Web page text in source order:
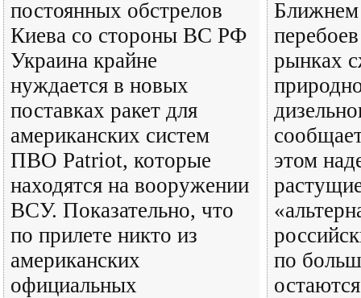
постоянных обстрелов
Киева со стороны ВС РФ
Украина крайне
нуждается в новых
поставках ракет для
американских систем
ПВО Patriot, которые
находятся на вооружении
ВСУ. Показательно, что
по прилете никто из
американских
официальных
Ближнем
рынках
этом
по